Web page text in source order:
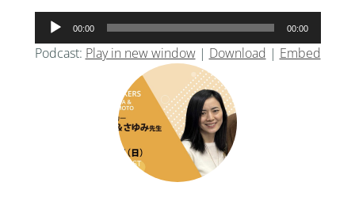
声
プ
00:00 00:00
Podcast: Play in new window| Download | Embed